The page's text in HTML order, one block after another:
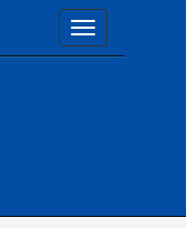
Toggle